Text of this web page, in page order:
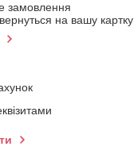
замовлення
на вашу картку